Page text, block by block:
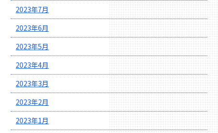
2023年7月
2023年6月
2023年5月
2023年4月
2023年3月
2023年2月
2023年1月